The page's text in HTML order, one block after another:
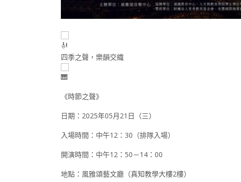
四季之聲，樂韻交織
《時節之聲》
日期：2025年05月21日（三）
入場時間：中午12：30（排隊入場）
開演時間：中午12：50－14：00
地點：風雅頌藝文廳（真知教學大樓2樓）